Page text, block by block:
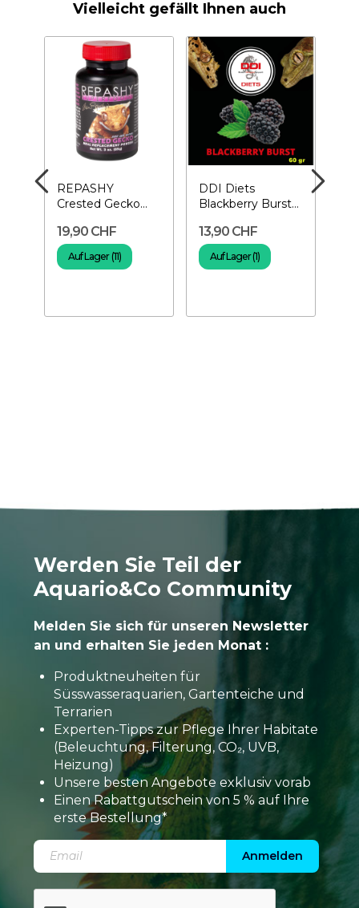
Vielleicht gefällt Ihnen auch
REPASHY
Crested Gecko
für Haubengecko
19,90 CHF
Auf Lager (11)
DDI Diets
Blackberry Burst
Geckofutter
13,90 CHF
Auf Lager (1)
Werden Sie Teil der
Aquario&Co Community
Melden Sie sich für unseren Newsletter
an und erhalten Sie jeden Monat :
Produktneuheiten für
Süsswasseraquarien, Gartenteiche und
Terrarien
Experten-Tipps zur Pflege Ihrer Habitate
(Beleuchtung, Filterung, CO₂, UVB,
Heizung)
Unsere besten Angebote exklusiv vorab
Einen Rabattgutschein von 5 % auf Ihre
erste Bestellung*
Anmelden